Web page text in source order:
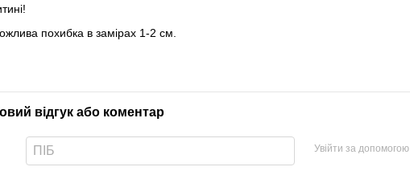
похибка в замірах 1-2 см.
відгук або коментар
Увійти за допомогою